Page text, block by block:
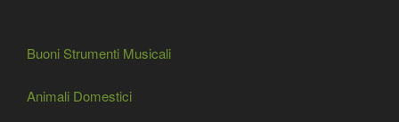
Buoni Strumenti Musicali
Animali Domestici